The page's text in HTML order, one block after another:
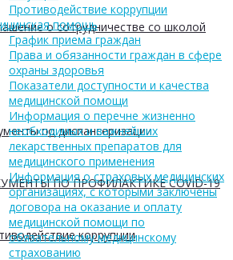
о сотрудничестве со школой
по диспансеризации
ПО ПРОФИЛАКТИКЕ COVID-19
коррупции
Противодействие коррупции
помощь
График приема граждан
Права и обязанности граждан в сфере
охраны здоровья
Показатели доступности и качества
медицинской помощи
Информация о перечне жизненно
необходимых и важнейших
лекарственных препаратов для
медицинского применения
Информация о страховых медицинских
организациях, с которыми заключены
договора на оказание и оплату
медицинской помощи по
обязательному медицинскому
страхованию